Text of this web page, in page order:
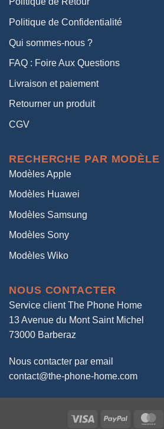
Politique de Confidentialité
Qui sommes-nous ?
FAQ : Foire Aux Questions
Livraison et paiement
Retourner un produit
CGV
RECHERCHE PAR MODÈLE
Modèles Apple
Modèles Huawei
Modèles Samsung
Modèles Sony
Modèles Wiko
NOUS CONTACTER
Service client The Phone Home
13 Avenue du Mont Saint Michel
73000 Barberaz
Nous contacter par email
contact@the-phone-home.com
Visa PayPal